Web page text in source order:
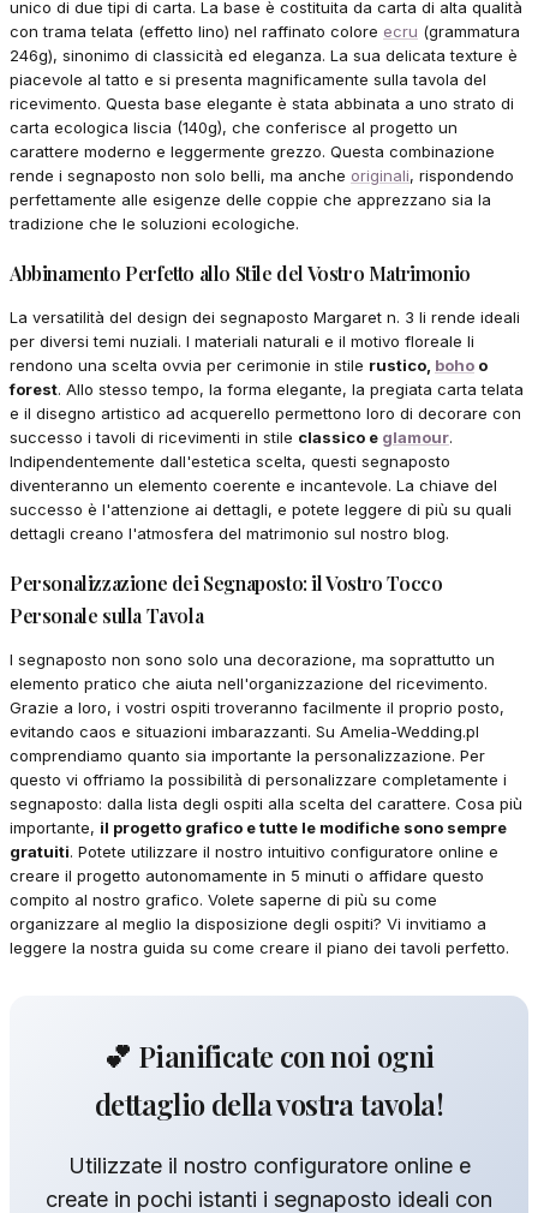
unico di due tipi di carta. La base è costituita da carta di alta qualità
con trama telata (effetto lino) nel raffinato colore ecru (grammatura
246g), sinonimo di classicità ed eleganza. La sua delicata texture è
piacevole al tatto e si presenta magnificamente sulla tavola del
ricevimento. Questa base elegante è stata abbinata a uno strato di
carta ecologica liscia (140g), che conferisce al progetto un
carattere moderno e leggermente grezzo. Questa combinazione
rende i segnaposto non solo belli, ma anche originali, rispondendo
perfettamente alle esigenze delle coppie che apprezzano sia la
tradizione che le soluzioni ecologiche.
Abbinamento Perfetto allo Stile del Vostro Matrimonio
La versatilità del design dei segnaposto Margaret n. 3 li rende ideali
per diversi temi nuziali. I materiali naturali e il motivo floreale li
rendono una scelta ovvia per cerimonie in stile rustico, boho o
forest. Allo stesso tempo, la forma elegante, la pregiata carta telata
e il disegno artistico ad acquerello permettono loro di decorare con
successo i tavoli di ricevimenti in stile classico e glamour.
Indipendentemente dall'estetica scelta, questi segnaposto
diventeranno un elemento coerente e incantevole. La chiave del
successo è l'attenzione ai dettagli, e potete leggere di più su quali
dettagli creano l'atmosfera del matrimonio sul nostro blog.
Personalizzazione dei Segnaposto: il Vostro Tocco
Personale sulla Tavola
I segnaposto non sono solo una decorazione, ma soprattutto un
elemento pratico che aiuta nell'organizzazione del ricevimento.
Grazie a loro, i vostri ospiti troveranno facilmente il proprio posto,
evitando caos e situazioni imbarazzanti. Su Amelia-Wedding.pl
comprendiamo quanto sia importante la personalizzazione. Per
questo vi offriamo la possibilità di personalizzare completamente i
segnaposto: dalla lista degli ospiti alla scelta del carattere. Cosa più
importante, il progetto grafico e tutte le modifiche sono sempre
gratuiti. Potete utilizzare il nostro intuitivo configuratore online e
creare il progetto autonomamente in 5 minuti o affidare questo
compito al nostro grafico. Volete saperne di più su come
organizzare al meglio la disposizione degli ospiti? Vi invitiamo a
leggere la nostra guida su come creare il piano dei tavoli perfetto.
💕 Pianificate con noi ogni
dettaglio della vostra tavola!
Utilizzate il nostro configuratore online e
create in pochi istanti i segnaposto ideali con